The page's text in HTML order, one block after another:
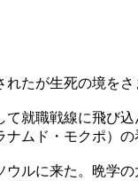
たが生死の境を
就職戦線に飛び
ムド・モクポ）
ルに来た。晩学